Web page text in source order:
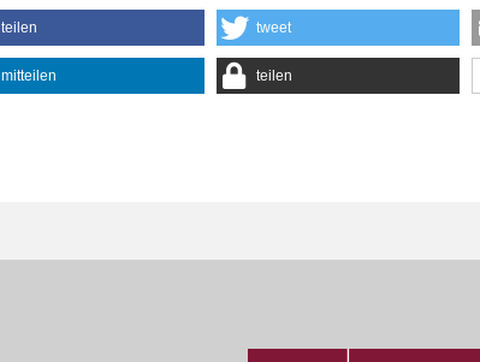
teilen tweet
mitteilen teilen